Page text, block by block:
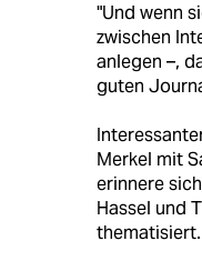
"Und wenn
zwischen
anlegen –,
guten
Merkel mit
erinnere
Hassel und
thematisiert.